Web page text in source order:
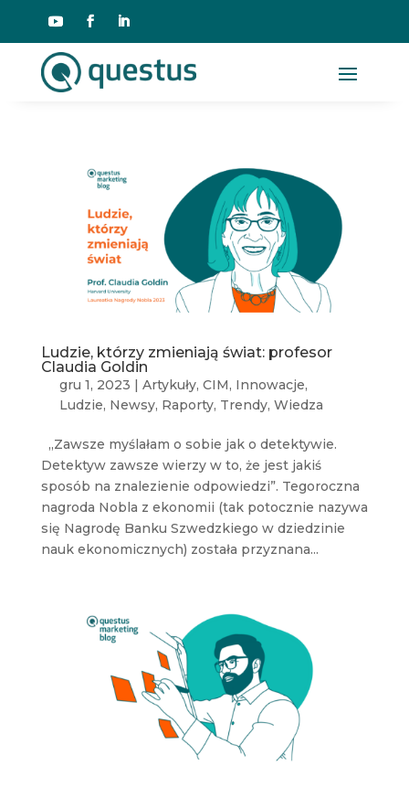
Ludzie, którzy zmieniają świat: profesor
Claudia Goldin
gru 1, 2023 | Artykuły, CIM, Innowacje,
Ludzie, Newsy, Raporty, Trendy, Wiedza
„Zawsze myślałam o sobie jak o detektywie.
Detektyw zawsze wierzy w to, że jest jakiś
sposób na znalezienie odpowiedzi”. Tegoroczna
nagroda Nobla z ekonomii (tak potocznie nazywa
się Nagrodę Banku Szwedzkiego w dziedzinie
nauk ekonomicznych) została przyznana...